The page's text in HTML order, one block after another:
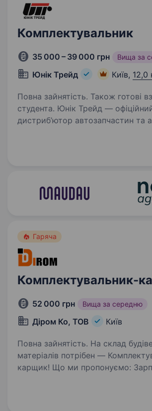
Комплектувальник
35 000 – 39 000 грн Вища за
Юнiк Трейд Київ, 12,0
Повна зайнятість. Також готові
студента. Юнік Трейд — офіційний
дистриб’ютор автозапчастин та
Гаряча
Комплектувальник-
52 000 грн Вища за середню
Діром Ко, ТОВ Київ
Повна зайнятість. На склад будівельних
матеріалів потрібен —
карщик! Що ми пропонуємо: Зарплата: 52 000